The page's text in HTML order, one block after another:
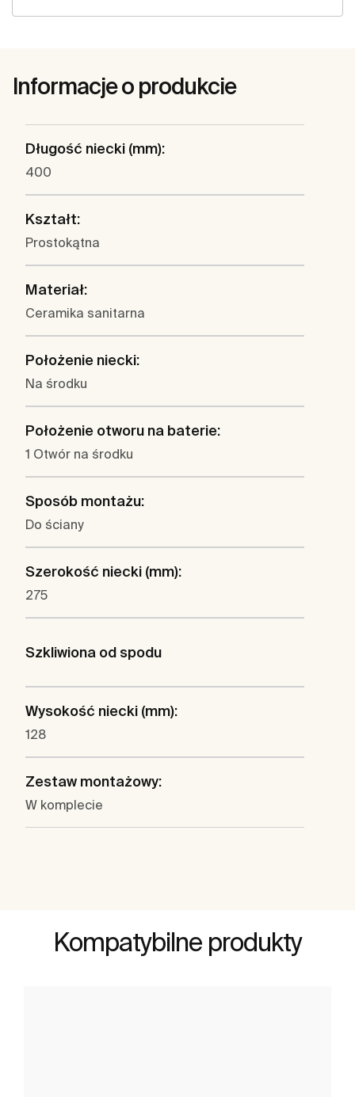
Informacje o produkcie
Długość niecki (mm):
400
Kształt:
Prostokątna
Materiał:
Ceramika sanitarna
Położenie niecki:
Na środku
Położenie otworu na baterie:
1 Otwór na środku
Sposób montażu:
Do ściany
Szerokość niecki (mm):
275
Szkliwiona od spodu
Wysokość niecki (mm):
128
Zestaw montażowy:
W komplecie
Kompatybilne produkty